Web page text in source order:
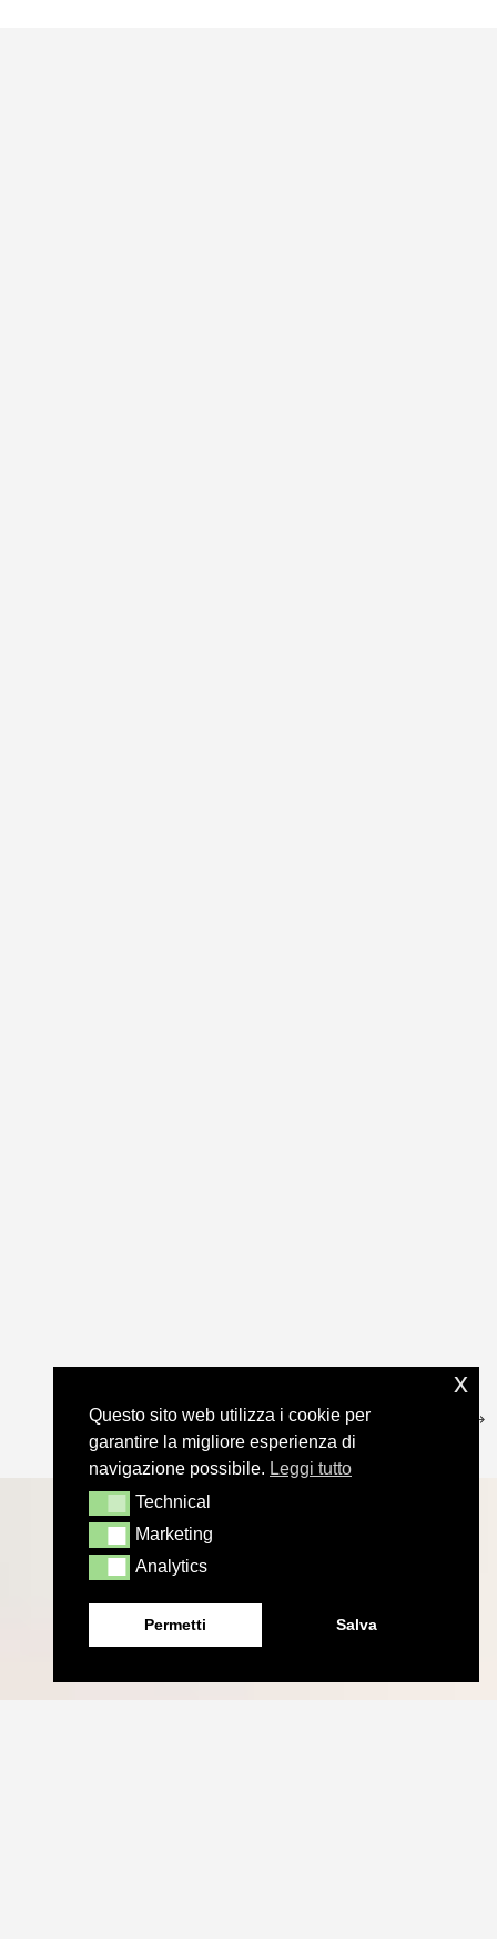
Questo sito web utilizza i cookie per
garantire la migliore esperienza di
navigazione possibile. Leggi tutto
TechnicalTechnical
MarketingMarketing
AnalyticsAnalytics
Permetti Salva
x